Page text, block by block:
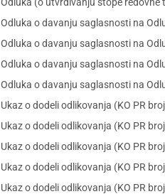
Odluka o davanju saglasnosti na
Odluka o davanju saglasnosti na
Odluka o davanju saglasnosti na
Odluka o davanju saglasnosti na
Ukaz o dodeli odlikovanja (KO PR
Ukaz o dodeli odlikovanja (KO PR
Ukaz o dodeli odlikovanja (KO PR
Ukaz o dodeli odlikovanja (KO PR
Ukaz o dodeli odlikovanja (KO PR